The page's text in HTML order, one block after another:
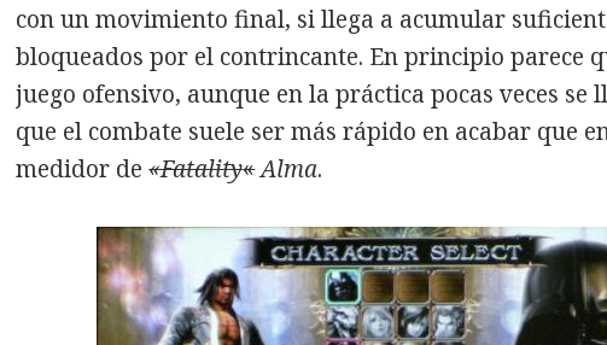
con un movimiento final, si llega a acumular
bloqueados por el contrincante. En principio parece
juego ofensivo, aunque en la práctica pocas veces se
que el combate suele ser más rápido en acabar que
medidor de «Fatality«Alma.